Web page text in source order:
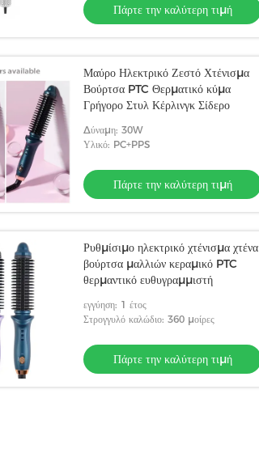
Πάρτε την καλύτερη τιμή
Μαύρο Ηλεκτρικό Ζεστό Χτένισμα
Βούρτσα PTC Θερματικό κύμα
Γρήγορο Στυλ Κέρλινγκ Σίδερο
Δύναμη: 30W
Υλικό: PC+PPS
Πάρτε την καλύτερη τιμή
Ρυθμίσιμο ηλεκτρικό χτένισμα χτένα
βούρτσα μαλλιών κεραμικό PTC
θερμαντικό ευθυγραμμιστή
εγγύηση: 1 έτος
Στρογγυλό καλώδιο: 360 μοίρες
Πάρτε την καλύτερη τιμή